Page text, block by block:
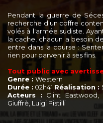
Pendant la guerre de
recherche d'un coffre
volés à l'armée sudiste.
la cache, chacun a besoin
entre dans la course :
rien pour parvenir à ses fins.
Tout public avec
Genre : Western
Durée : 02h41 Réalisation :
Acteurs : Clint
Giuffrè, Luigi Pistilli